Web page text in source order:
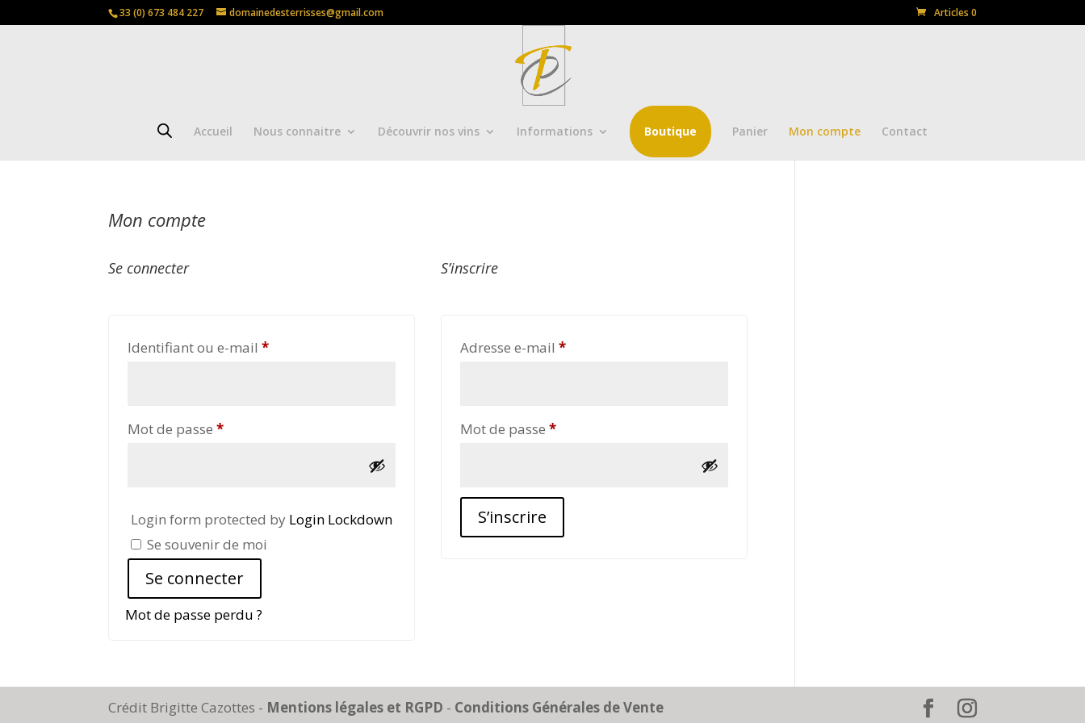
33 (0) 673 484 227 domainedesterrisses@gmail.com Articles 0
Accueil Nous connaitre Découvrir nos vins Informations Boutique Panier Mon compte Contact
Mon compte
Se connecter
Identifiant ou e-mail*Obligatoire
Mot de passe*Obligatoire
Login form protected by Login Lockdown
Se souvenir de moi
Se connecter
Mot de passe perdu ?
S’inscrire
Adresse e-mail*Obligatoire
Mot de passe*Obligatoire
S’inscrire
Crédit Brigitte Cazottes - Mentions légales et RGPD - Conditions Générales de Vente